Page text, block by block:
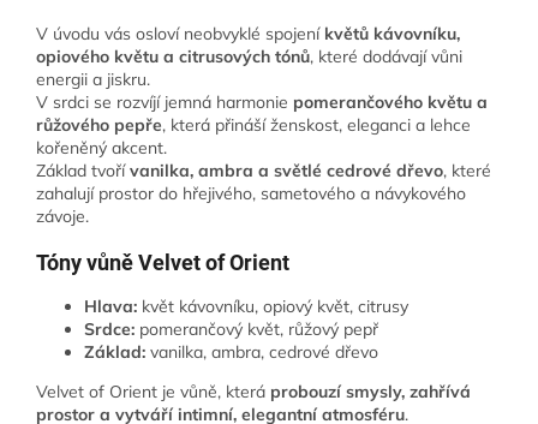
V úvodu vás osloví neobvyklé spojení květů kávovníku,
opiového květu a citrusových tónů, které dodávají vůni
energii a jiskru.
V srdci se rozvíjí jemná harmonie pomerančového květu a
růžového pepře, která přináší ženskost, eleganci a lehce
kořeněný akcent.
Základ tvořívanilka, ambra a světlé cedrové dřevo, které
zahalují prostor do hřejivého, sametového a návykového
závoje.
Tóny vůně Velvet of Orient
Hlava: květ kávovníku, opiový květ, citrusy
Srdce: pomerančový květ, růžový pepř
Základ: vanilka, ambra, cedrové dřevo
Velvet of Orient je vůně, která probouzí smysly, zahřívá
prostor a vytváří intimní, elegantní atmosféru.